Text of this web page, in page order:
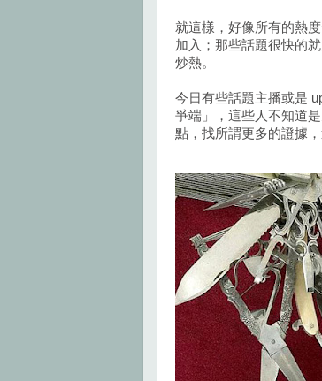
就這樣，好像所有的熱
加入；那些話題很快的
炒熱。
今日有些話題主播或是
爭端」，這些人不知道
點，找所謂更多的證據